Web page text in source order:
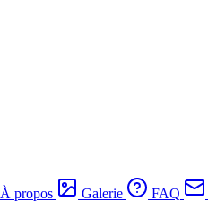
À propos Galerie FAQ